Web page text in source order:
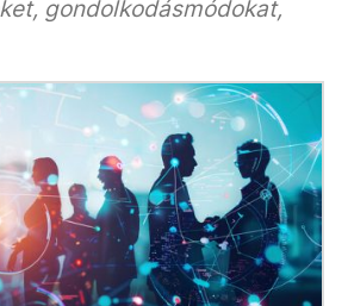
gondolkodásmódokat,